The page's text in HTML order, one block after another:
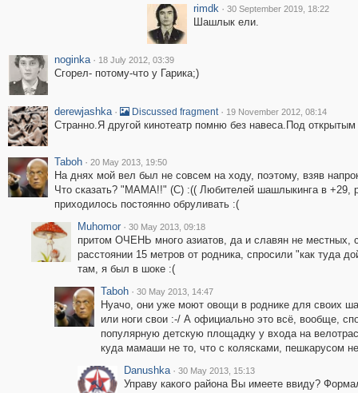
rimdk · 30 September 2019, 18:22
Шашлык ели.
noginka · 18 July 2012, 03:39
Сгорел- потому-что у Гарика;)
derewjashka · Discussed fragment · 19 November 2012, 08:14
Странно.Я другой кинотеатр помню без навеса.Под
Taboh · 20 May 2013, 19:50
На днях мой вел был не совсем на ходу, поэтому, взяв
Что сказать? "МАМА!!" (С) :(( Любителей шашлыкинга в +29,
приходилось постоянно обруливать :(
Muhomor · 30 May 2013, 09:18
притом ОЧЕНЬ много азиатов, да и славян не местных,
расстоянии 15 метров от родника, спросили "как туда
там, я был в шоке :(
Taboh · 30 May 2013, 14:47
Нуачо, они уже моют овощи в роднике для своих
или ноги свои :-/ А официально это всё, вообще,
популярную детскую площадку у входа на
куда мамаши не то, что с колясками, пешкарусом
Danushka · 30 May 2013, 15:13
Управу какого района Вы имеете ввиду?